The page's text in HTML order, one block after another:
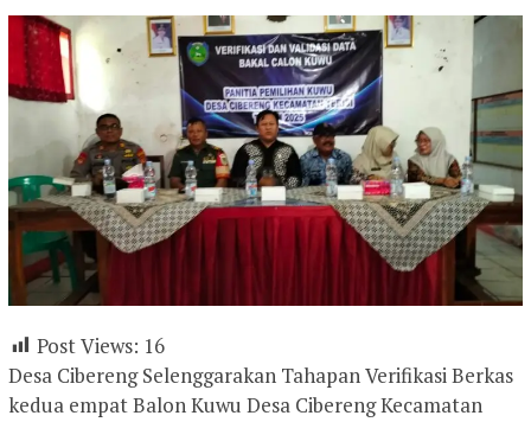
Post Views: 16
Desa Cibereng Selenggarakan Tahapan Verifikasi Berkas
kedua empat Balon Kuwu Desa Cibereng Kecamatan